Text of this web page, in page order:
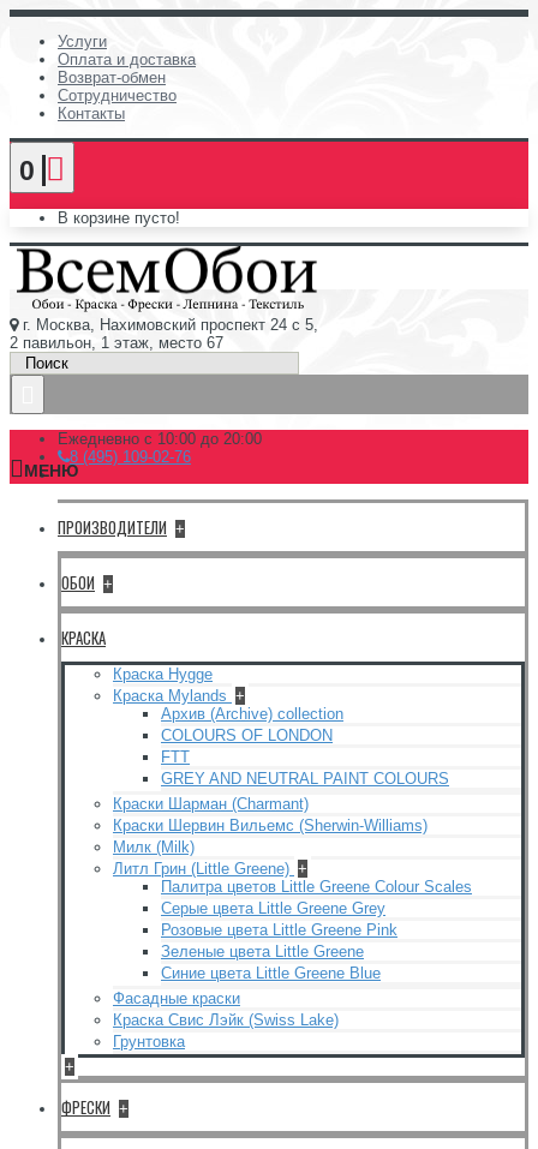
Услуги
Оплата и доставка
Возврат-обмен
Сотрудничество
Контакты
0
В корзине пусто!
г. Москва, Нахимовский проспект 24 с 5,
2 павильон, 1 этаж, место 67
Ежедневно с 10:00 до 20:00
8 (495) 109-02-76
МЕНЮ
ПРОИЗВОДИТЕЛИ +
ОБОИ +
КРАСКА
Краска Hygge
Краска Mylands +
Архив (Archive) collection
COLOURS OF LONDON
FTT
GREY AND NEUTRAL PAINT COLOURS
Краски Шарман (Charmant)
Краски Шервин Вильемс (Sherwin-Williams)
Милк (Milk)
Литл Грин (Little Greene) +
Палитра цветов Little Greene Colour Scales
Серые цвета Little Greene Grey
Розовые цвета Little Greene Pink
Зеленые цвета Little Greene
Синие цвета Little Greene Blue
Фасадные краски
Краска Свис Лэйк (Swiss Lake)
Грунтовка
+
ФРЕСКИ +